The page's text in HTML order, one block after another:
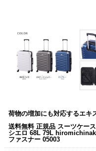
荷物の増加にも対応するエキ
送料無料 正規品 スーツケー
シエロ 68L 79L
ファスナー 05003